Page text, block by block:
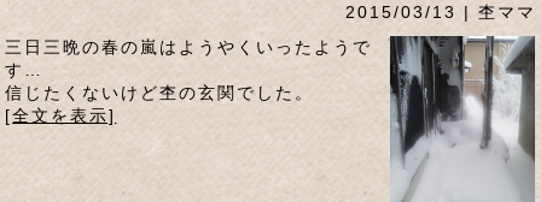
2015/03/13 | 杢ママ
三日三晩の春の嵐はようやくいったようで
す…
信じたくないけど杢の玄関でした。
[全文を表示]